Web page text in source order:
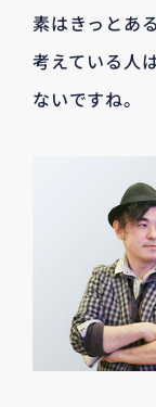
素はきっとあ
考えている人
ないですね。